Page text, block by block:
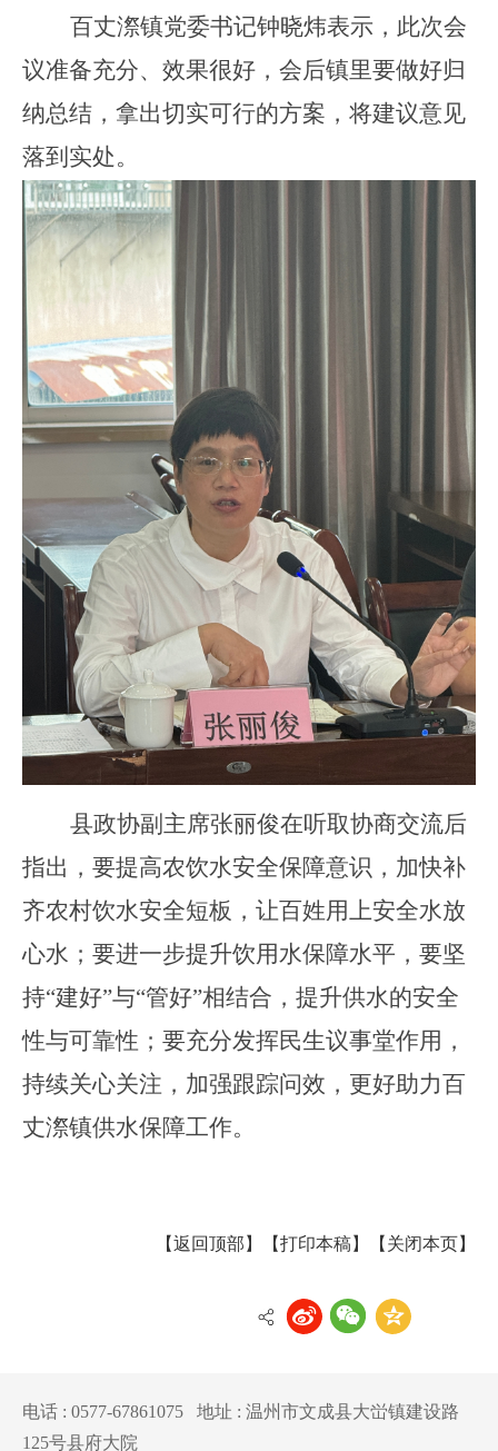
百丈漈镇党委书记钟晓炜表示，此次会
议准备充分、效果很好，会后镇里要做好归
纳总结，拿出切实可行的方案，将建议意见
落到实处。
县政协副主席张丽俊在听取协商交流后
指出，要提高农饮水安全保障意识，加快补
齐农村饮水安全短板，让百姓用上安全水放
心水；要进一步提升饮用水保障水平，要坚
持“建好”与“管好”相结合，提升供水的安全
性与可靠性；要充分发挥民生议事堂作用，
持续关心关注，加强跟踪问效，更好助力百
丈漈镇供水保障工作。
【返回顶部】 【打印本稿】 【关闭本页】
电话 : 0577-67861075 地址 : 温州市文成县大峃镇建设路
125号县府大院